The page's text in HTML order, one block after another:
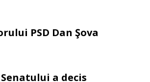
PSD Dan Şova
a decis